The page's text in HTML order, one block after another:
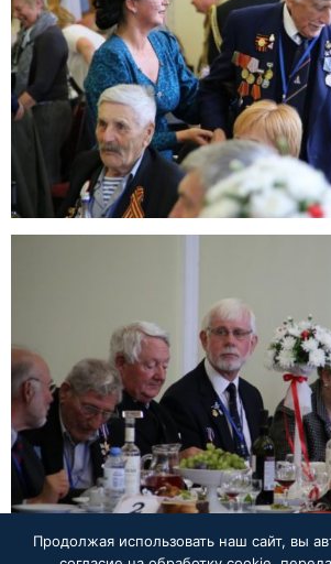
Продолжая использовать наш сайт, вы